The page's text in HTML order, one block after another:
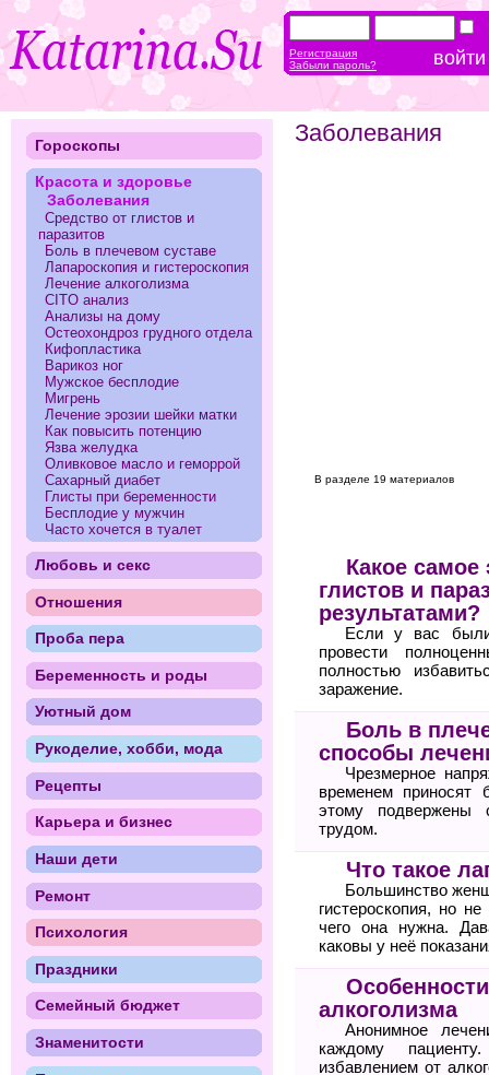
Заболевания
В разделе 19 материалов
Какое
глистов и
результатами?
Если у вас были
провести
полностью
заражение.
Боль в
способы
Чрезмерное
временем
этому подвержены
трудом.
Что такое
Большинство
гистероскопия, но
чего она нужна.
каковы у неё
алкоголизма
Анонимное
каждому
избавлением от
Гороскопы
Красота и здоровье
Заболевания
Средство от глистов и
паразитов
Боль в плечевом суставе
Лапароскопия и гистероскопия
Лечение алкоголизма
CITO анализ
Анализы на дому
Остеохондроз грудного отдела
Кифопластика
Варикоз ног
Мужское бесплодие
Мигрень
Лечение эрозии шейки матки
Как повысить потенцию
Язва желудка
Оливковое масло и геморрой
Сахарный диабет
Глисты при беременности
Бесплодие у мужчин
Часто хочется в туалет
Любовь и секс
Отношения
Проба пера
Беременность и роды
Уютный дом
Рукоделие, хобби, мода
Рецепты
Карьера и бизнес
Наши дети
Ремонт
Психология
Праздники
Семейный бюджет
Знаменитости
Регистрация
Забыли пароль?